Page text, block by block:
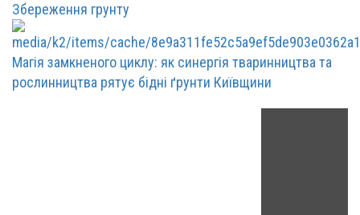
Збереження грунту
Магія замкненого циклу: як синергія тваринництва та
рослинництва рятує бідні ґрунти Київщини